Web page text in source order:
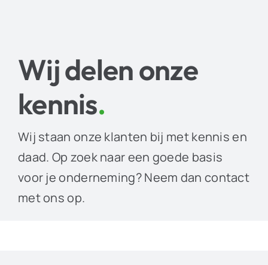
Wij delen onze
kennis.
Wij staan onze klanten bij met kennis en
daad. Op zoek naar een goede basis
voor je onderneming? Neem dan contact
met ons op.